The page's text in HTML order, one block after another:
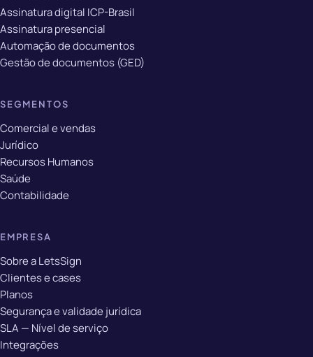
Assinatura digital ICP-Brasil
Assinatura presencial
Automação de documentos
Gestão de documentos (GED)
SEGMENTOS
Comercial e vendas
Jurídico
Recursos Humanos
Saúde
Contabilidade
EMPRESA
Sobre a LetsSign
Clientes e cases
Planos
Segurança e validade jurídica
SLA — Nível de serviço
Integrações